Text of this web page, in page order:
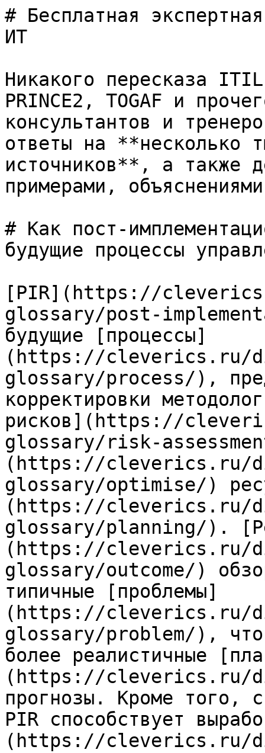
# Бесплатная
ИТ
Никакого пересказа
PRINCE2, TOGAF и
консультантов и
ответы на **несколько
источников**, а также
примерами,
# Как пост-
будущие процессы
[PIR](https://
glossary/post-
будущие [процессы]
(https://cleverics.ru/
glossary/process/),
корректировки
рисков](https://
glossary/risk-
(https://cleverics.ru/
glossary/optimise/)
(https://cleverics.ru/
glossary/planning/).
(https://cleverics.ru/
glossary/outcome/)
типичные [проблемы]
(https://cleverics.ru/
glossary/problem/), что
более реалистичные
(https://cleverics.ru/
прогнозы. Кроме того,
PIR способствует
(https://cleverics.ru/